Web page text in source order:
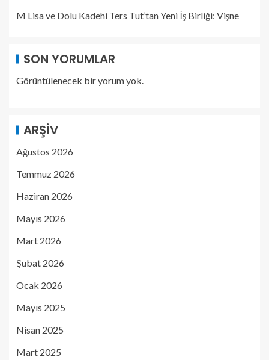
M Lisa ve Dolu Kadehi Ters Tut’tan Yeni İş Birliği: Vişne
SON YORUMLAR
Görüntülenecek bir yorum yok.
ARŞIV
Ağustos 2026
Temmuz 2026
Haziran 2026
Mayıs 2026
Mart 2026
Şubat 2026
Ocak 2026
Mayıs 2025
Nisan 2025
Mart 2025